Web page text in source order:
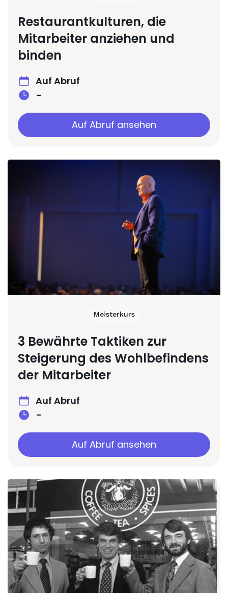
Restaurantkulturen, die
Mitarbeiter anziehen und
binden
Auf Abruf
-
Auf Abruf ansehen
Meisterkurs
3 Bewährte Taktiken zur
Steigerung des Wohlbefindens
der Mitarbeiter
Auf Abruf
-
Auf Abruf ansehen